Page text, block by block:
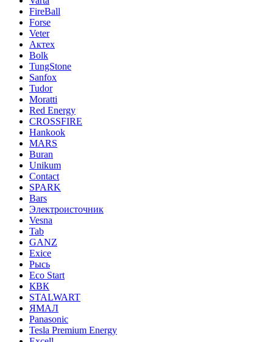
FireBall
Forse
Veter
Актех
Bolk
TungStone
Sanfox
Tudor
Moratti
Red Energy
CROSSFIRE
Hankook
MARS
Buran
Unikum
Contact
SPARK
Bars
Электроисточник
Vesna
Tab
GANZ
Exice
Рысь
Eco Start
КВК
STALWART
ЯМАЛ
Panasonic
Tesla Premium Energy